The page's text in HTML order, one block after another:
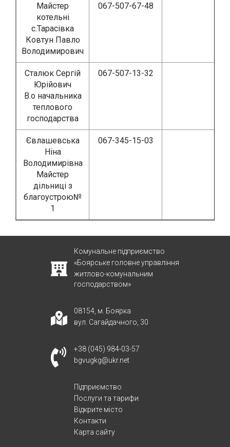
Майстер
котельні
с.Тарасівка
Ковтун Павло
Володимирович
067-507-67-48
Сталюк Сергій
Юрійович
В.о начальника
теплового
господарства
067-507-13-32
Євлашевська
Ніна
Володимирівна
Майстер
дільниці з
благоустрою№
1
067-345-15-03
Комунальне підприємство
«Боярське головне управління
житлово-комунальним
господарством»
08154, м. Боярка
вул. Сагайдачного, 30
+38 (045) 984-03-57
bgvugkg@ukr.net
Підприємство
Послуги та тарифи
Відкрите місто
Контакти
Карта сайту